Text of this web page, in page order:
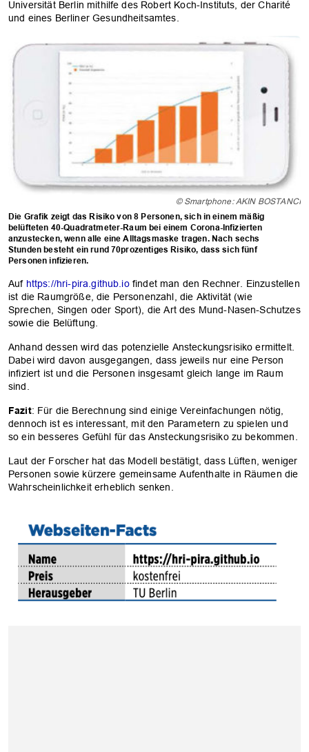
Universität Berlin mithilfe des Robert Koch-Instituts, der Charité
und eines Berliner Gesundheitsamtes.
© Smartphone: AKIN BOSTANCI
Die Grafik zeigt das Risiko von 8 Personen, sich in einem mäßig
belüfteten 40-Quadratmeter-Raum bei einem Corona-Infizierten
anzustecken, wenn alle eine Alltagsmaske tragen. Nach sechs
Stunden besteht ein rund 70prozentiges Risiko, dass sich fünf
Personen infizieren.
Auf https://hri-pira.github.iofindet man den Rechner. Einzustellen
ist die Raumgröße, die Personenzahl, die Aktivität (wie
Sprechen, Singen oder Sport), die Art des Mund-Nasen-Schutzes
sowie die Belüftung.
Anhand dessen wird das potenzielle Ansteckungsrisiko ermittelt.
Dabei wird davon ausgegangen, dass jeweils nur eine Person
infiziert ist und die Personen insgesamt gleich lange im Raum
sind.
Fazit: Für die Berechnung sind einige Vereinfachungen nötig,
dennoch ist es interessant, mit den Parametern zu spielen und
so ein besseres Gefühl für das Ansteckungsrisiko zu bekommen.
Laut der Forscher hat das Modell bestätigt, dass Lüften, weniger
Personen sowie kürzere gemeinsame Aufenthalte in Räumen die
Wahrscheinlichkeit erheblich senken.